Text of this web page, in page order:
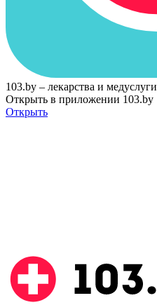
103.by – лекарства и медуслуги
Открыть в приложении 103.by
Открыть